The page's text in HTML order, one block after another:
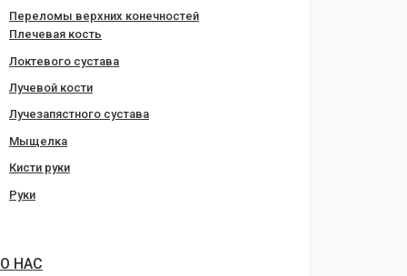
Переломы верхних конечностей
Плечевая кость
Локтевого сустава
Лучевой кости
Лучезапястного сустава
Мыщелка
Кисти руки
Руки
О НАС